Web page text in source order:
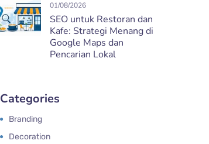
01/08/2026
SEO untuk Restoran dan
Kafe: Strategi Menang di
Google Maps dan
Pencarian Lokal
Categories
Branding
Decoration